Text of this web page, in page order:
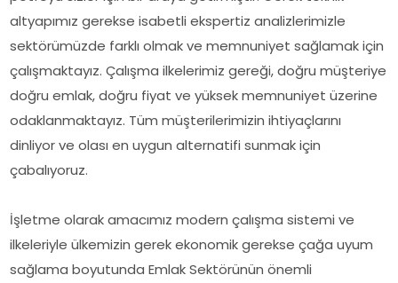
altyapımız gerekse isabetli ekspertiz analizlerimizle
sektörümüzde farklı olmak ve memnuniyet sağlamak için
çalışmaktayız. Çalışma ilkelerimiz gereği, doğru müşteriye
doğru emlak, doğru fiyat ve yüksek memnuniyet üzerine
odaklanmaktayız. Tüm müşterilerimizin ihtiyaçlarını
dinliyor ve olası en uygun alternatifi sunmak için
çabalıyoruz.
İşletme olarak amacımız modern çalışma sistemi ve
ilkeleriyle ülkemizin gerek ekonomik gerekse çağa uyum
sağlama boyutunda Emlak Sektörünün önemli